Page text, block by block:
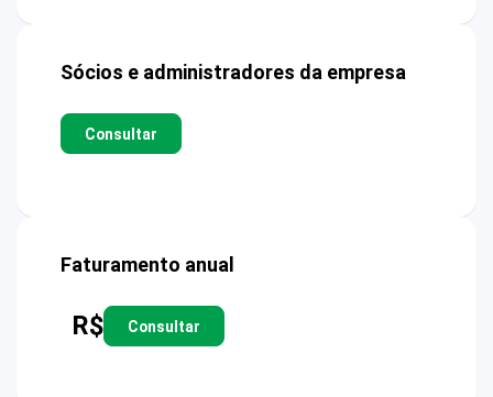
Sócios e administradores da empresa
Consultar
Faturamento anual
R$ Consultar